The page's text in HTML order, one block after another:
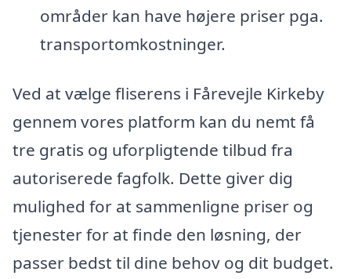
områder kan have højere priser pga.
transportomkostninger.
Ved at vælge fliserens i Fårevejle Kirkeby
gennem vores platform kan du nemt få
tre gratis og uforpligtende tilbud fra
autoriserede fagfolk. Dette giver dig
mulighed for at sammenligne priser og
tjenester for at finde den løsning, der
passer bedst til dine behov og dit budget.